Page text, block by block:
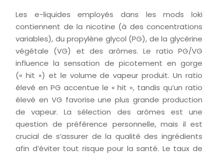
Les e-liquides employés dans les mods loki
contiennent de la nicotine (à des concentrations
variables), du propylène glycol (PG), de la glycérine
végétale (VG) et des arômes. Le ratio PG/VG
influence la sensation de picotement en gorge
(« hit ») et le volume de vapeur produit. Un ratio
élevé en PG accentue le « hit », tandis qu’un ratio
élevé en VG favorise une plus grande production
de vapeur. La sélection des arômes est une
question de préférence personnelle, mais il est
crucial de s’assurer de la qualité des ingrédients
afin d’éviter tout risque pour la santé. Le taux de